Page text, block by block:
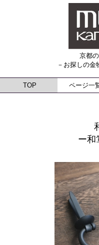
京都
－お探しの金
TOP ページ一
ー和